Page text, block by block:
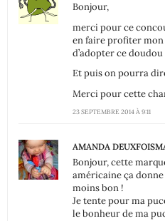
23 SEPTEMBRE 2014 À 9:11
Bonjour,
merci pour ce
en faire profiter
d’adopter ce doudou
Et puis on pourra
Merci pour cette
AMANDA
Bonjour, cette
américaine ça
moins bon !
Je tente pour ma
le bonheur de ma